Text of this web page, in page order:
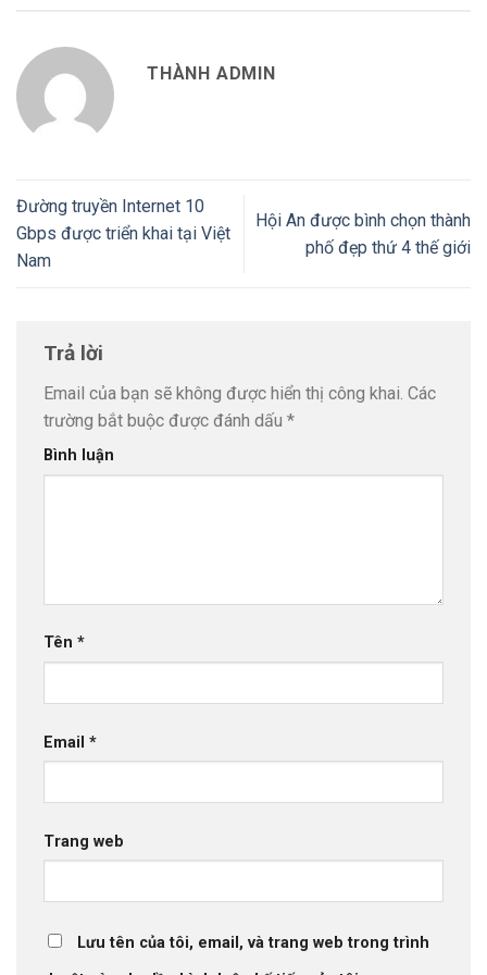
THÀNH ADMIN
Đường truyền Internet 10
Gbps được triển khai tại Việt
Nam
Hội An được bình chọn thành
phố đẹp thứ 4 thế giới
Trả lời
Email của bạn sẽ không được hiển thị công khai. Các
trường bắt buộc được đánh dấu *
Bình luận
Tên *
Email *
Trang web
Lưu tên của tôi, email, và trang web trong trình